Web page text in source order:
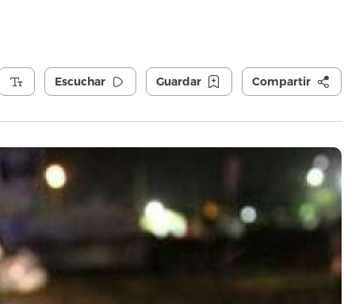
Escuchar Guardar Compartir